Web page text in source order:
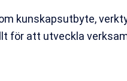
kunskapsutbyte,
att utveckla